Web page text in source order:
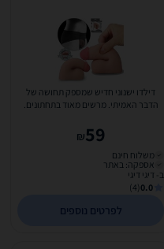
דילדו ישנוני חדיש שמספק תחושה של
הדבר האמיתי. מרשים מאוד בתחתונים.
59
₪
משלוח חינם
אספקה: באתר
ב- דיגי דיגי
0.0
(4)
לפרטים נוספים